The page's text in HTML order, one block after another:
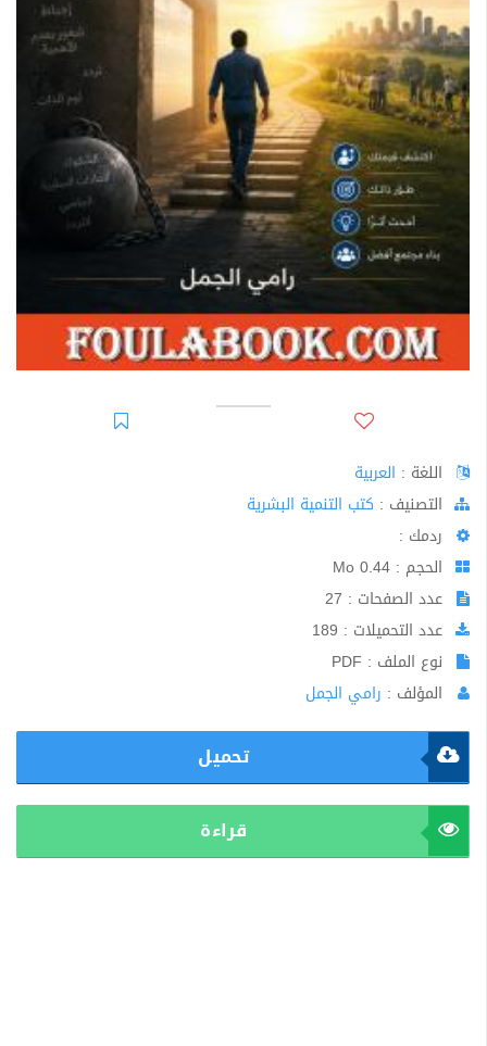
اللغة : العربية
اﻟﺘﺼﻨﻴﻒ : كتب التنمية البشرية
ردمك :
الحجم : 0.44 Mo
عدد الصفحات : 27
عدد التحميلات : 189
نوع الملف : PDF
المؤلف : رامي الجمل
تحميل
قراءة